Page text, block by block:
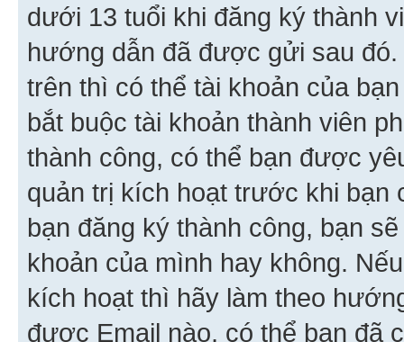
dưới 13 tuổi khi đăng ký thành
hướng dẫn đã được gửi sau
trên thì có thể tài khoản của
bắt buộc tài khoản thành viên
thành công, có thể bạn được
quản trị kích hoạt trước khi bạn
bạn đăng ký thành công, bạn
khoản của mình hay không.
kích hoạt thì hãy làm theo
được Email nào, có thể bạn đã